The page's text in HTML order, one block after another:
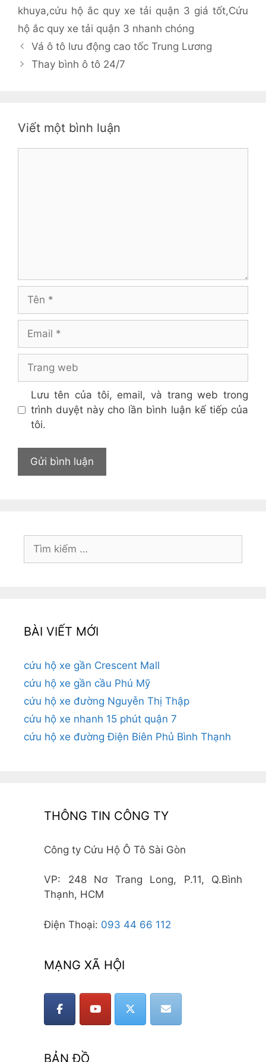
khuya,cứu hộ ắc quy xe tải quận 3 giá tốt,Cứu
hộ ắc quy xe tải quận 3 nhanh chóng
Vá ô tô lưu động cao tốc Trung Lương
Thay bình ô tô 24/7
Viết một bình luận
Tên
Email
Trang
Lưu tên của tôi, email, và trang web trong
trình duyệt này cho lần bình luận kế tiếp của
tôi.
Tìm
kiếm
BÀI VIẾT MỚI
cứu hộ xe gần Crescent Mall
cứu hộ xe gần cầu Phú Mỹ
cứu hộ xe đường Nguyễn Thị Thập
cứu hộ xe nhanh 15 phút quận 7
cứu hộ xe đường Điện Biên Phủ Bình Thạnh
THÔNG TIN CÔNG TY
Công ty Cứu Hộ Ô Tô Sài Gòn
VP: 248 Nơ Trang Long, P.11, Q.Bình
Thạnh, HCM
Điện Thoại: 093 44 66 112
MẠNG XÃ HỘI
BẢN ĐỒ